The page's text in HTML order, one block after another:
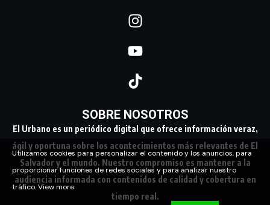
SOBRE NOSOTROS
El Urbano es un periódico digital que ofrece información veraz,
ágil y oportuna sobre los acontecimientos más relevantes de El
Salvador y el mundo. Nuestro compromiso es mantener a la
audiencia informada con contenidos de calidad y cobertura en
tiempo real.
Utilizamos cookies para personalizar el contenido y los anuncios, para
proporcionar funciones de redes sociales y para analizar nuestro
tráfico.View more